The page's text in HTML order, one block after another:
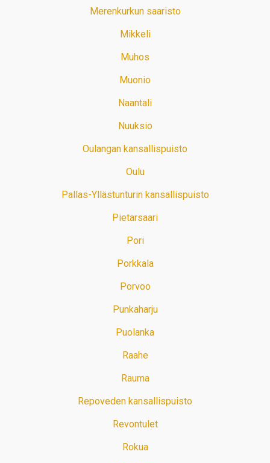
Merenkurkun saaristo
Mikkeli
Muhos
Muonio
Naantali
Nuuksio
Oulangan kansallispuisto
Oulu
Pallas-Yllästunturin kansallispuisto
Pietarsaari
Pori
Porkkala
Porvoo
Punkaharju
Puolanka
Raahe
Rauma
Repoveden kansallispuisto
Revontulet
Rokua